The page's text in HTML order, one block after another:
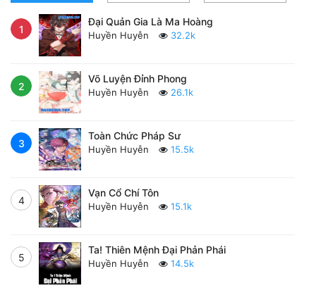
1
Đại Quản Gia Là Ma Hoàng
Huyền Huyễn 32.2k
2
Võ Luyện Đỉnh Phong
Huyền Huyễn 26.1k
3
Toàn Chức Pháp Sư
Huyền Huyễn 15.5k
4
Vạn Cổ Chí Tôn
Huyền Huyễn 15.1k
5
Ta! Thiên Mệnh Đại Phản Phái
Huyền Huyễn 14.5k